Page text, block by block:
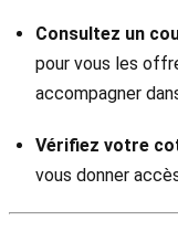
Consultez un
pour vous les
accompagner
Vérifiez votre
vous donner